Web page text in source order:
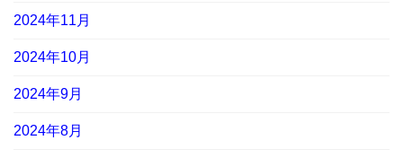
2024年11月
2024年10月
2024年9月
2024年8月